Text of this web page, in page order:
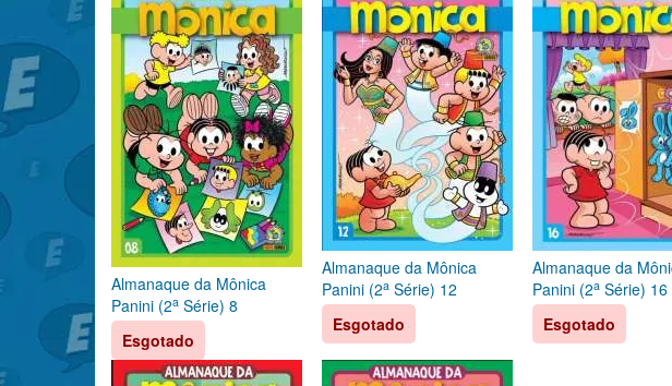
Almanaque da Mônica
Panini (2a Série) 8
Esgotado
Almanaque da Mônica
Panini (2a Série) 12
Esgotado
Almanaque da
Panini (2a Série) 16
Esgotado